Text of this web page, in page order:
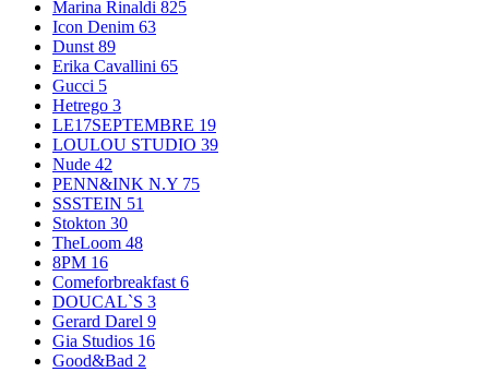
Marina Rinaldi 825
Icon Denim 63
Dunst 89
Erika Cavallini 65
Gucci 5
Hetrego 3
LE17SEPTEMBRE 19
LOULOU STUDIO 39
Nude 42
PENN&INK N.Y 75
SSSTEIN 51
Stokton 30
TheLoom 48
8PM 16
Comeforbreakfast 6
DOUCAL`S 3
Gerard Darel 9
Gia Studios 16
Good&Bad 2